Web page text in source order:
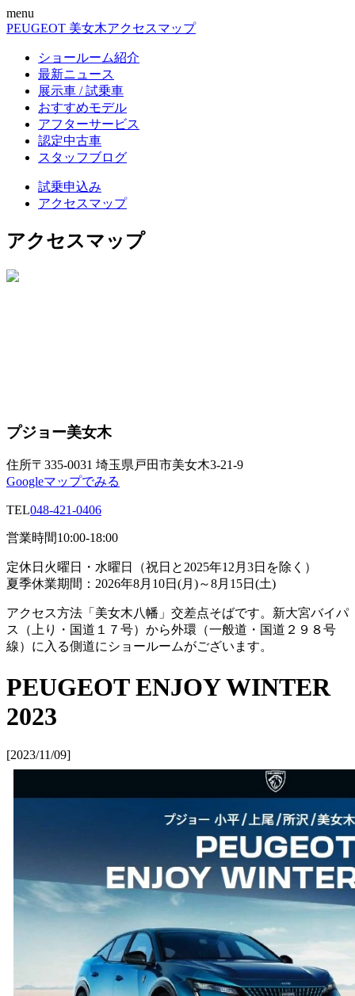
menu
PEUGEOT 美女木アクセスマップ
ショールーム紹介
最新ニュース
展示車 / 試乗車
おすすめモデル
アフターサービス
認定中古車
スタッフブログ
試乗申込み
アクセスマップ
アクセスマップ
プジョー美女木
住所〒335-0031 埼玉県戸田市美女木3-21-9
Googleマップでみる
TEL048-421-0406
営業時間10:00-18:00
定休日 火曜日・水曜日（祝日と2025年12月3日を除く）
夏季休業期間：2026年8月10日(月)～8月15日(土)
アクセス方法 「美女木八幡」交差点そばです。新大宮バイパ
ス（上り・国道１７号）から外環（一般道・国道２９８号
線）に入る側道にショールームがございます。
PEUGEOT ENJOY WINTER
2023
[2023/11/09]